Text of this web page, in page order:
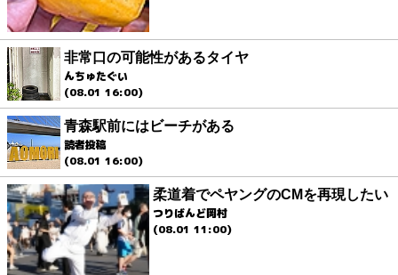
非常口の可能性があるタイヤ
んちゅたぐい
(08.01 16:00)
青森駅前にはビーチがある
読者投稿
(08.01 16:00)
柔道着でペヤングのCMを再現したい
つりばんど岡村
(08.01 11:00)